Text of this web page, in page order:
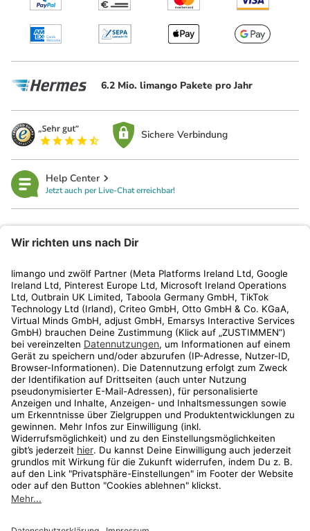
6.2 Mio. limango Pakete pro Jahr
Sichere Verbindung
Help Center
Jetzt auch per Live-Chat erreichbar!
Kundenservice
Shop
Aktionen
Travel